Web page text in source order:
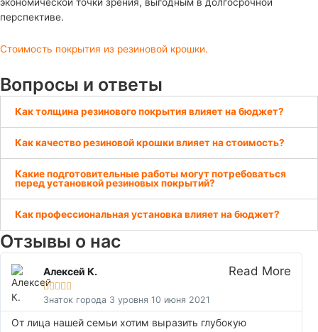
перспективе.
Стоимость покрытия из резиновой крошки.
Вопросы и ответы
Как толщина резинового покрытия влияет на бюджет?
Как качество резиновой крошки влияет на стоимость?
Какие подготовительные работы могут потребоваться
перед установкой резиновых покрытий?
Как профессиональная установка влияет на бюджет?
Отзывы о нас
Алексей К.
   
Знаток города 3 уровня 10 июня 2021
Read More
От лица нашей семьи хотим выразить глубокую